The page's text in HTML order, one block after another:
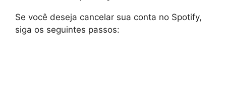
Se você deseja cancelar sua conta no Spotify,
siga os seguintes passos: